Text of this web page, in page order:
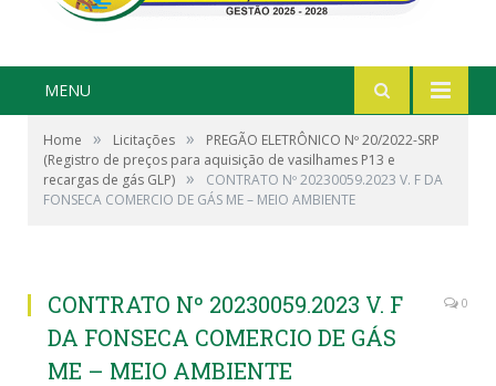
MENU
Home » Licitações »
PREGÃO ELETRÔNICO Nº 20/2022-SRP
(Registro de preços para aquisição de vasilhames P13 e
recargas de gás GLP) »
CONTRATO Nº 20230059.2023 V. F DA
FONSECA COMERCIO DE GÁS ME – MEIO AMBIENTE
CONTRATO Nº 20230059.2023 V. F
DA FONSECA COMERCIO DE GÁS
ME – MEIO AMBIENTE
0